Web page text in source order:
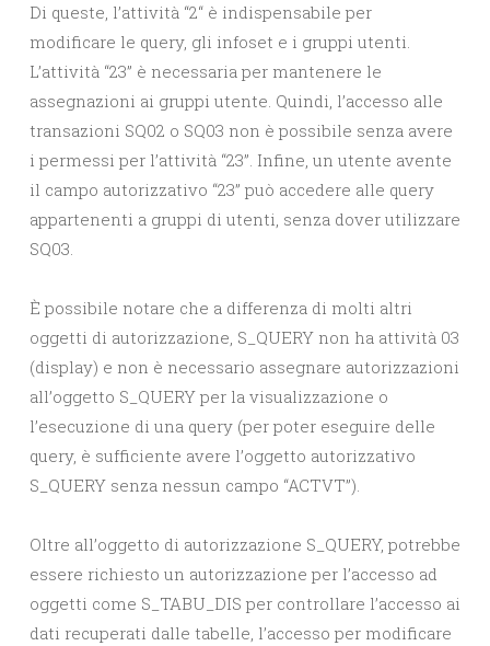
Di queste, l’attività “2“ è indispensabile per
modificare le query, gli infoset e i gruppi utenti.
L’attività “23” è necessaria per mantenere le
assegnazioni ai gruppi utente. Quindi, l’accesso alle
transazioni SQ02 o SQ03 non è possibile senza avere
i permessi per l’attività “23”. Infine, un utente avente
il campo autorizzativo “23” può accedere alle query
appartenenti a gruppi di utenti, senza dover utilizzare
SQ03.
È possibile notare che a differenza di molti altri
oggetti di autorizzazione, S_QUERY non ha attività 03
(display) e non è necessario assegnare autorizzazioni
all’oggetto S_QUERY per la visualizzazione o
l’esecuzione di una query (per poter eseguire delle
query, è sufficiente avere l’oggetto autorizzativo
S_QUERY senza nessun campo “ACTVT”).
Oltre all’oggetto di autorizzazione S_QUERY, potrebbe
essere richiesto un autorizzazione per l’accesso ad
oggetti come S_TABU_DIS per controllare l’accesso ai
dati recuperati dalle tabelle, l’accesso per modificare